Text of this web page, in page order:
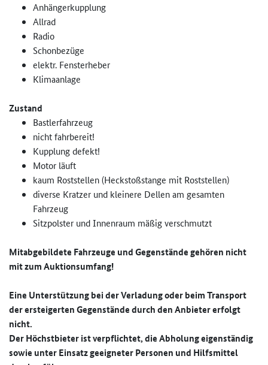
Anhängerkupplung
Allrad
Radio
Schonbezüge
elektr. Fensterheber
Klimaanlage
Zustand
Bastlerfahrzeug
nicht fahrbereit!
Kupplung defekt!
Motor läuft
kaum Roststellen (Heckstoßstange mit Roststellen)
diverse Kratzer und kleinere Dellen am gesamten
Fahrzeug
Sitzpolster und Innenraum mäßig verschmutzt
Mitabgebildete Fahrzeuge und Gegenstände gehören nicht
mit zum Auktionsumfang!
Eine Unterstützung bei der Verladung oder beim Transport
der ersteigerten Gegenstände durch den Anbieter erfolgt
nicht.
Der Höchstbieter ist verpflichtet, die Abholung eigenständig
sowie unter Einsatz geeigneter Personen und Hilfsmittel